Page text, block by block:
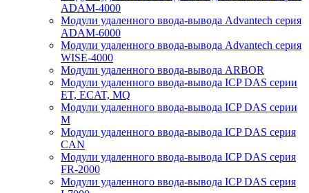
ADAM-4000
Модули удаленного ввода-вывода Advantech серия
ADAM-6000
Модули удаленного ввода-вывода Advantech серия
WISE-4000
Модули удаленного ввода-вывода ARBOR
Модули удаленного ввода-вывода ICP DAS серии
ET, ECAT, MQ
Модули удаленного ввода-вывода ICP DAS серии
M
Модули удаленного ввода-вывода ICP DAS серия
CAN
Модули удаленного ввода-вывода ICP DAS серия
FR-2000
Модули удаленного ввода-вывода ICP DAS серия